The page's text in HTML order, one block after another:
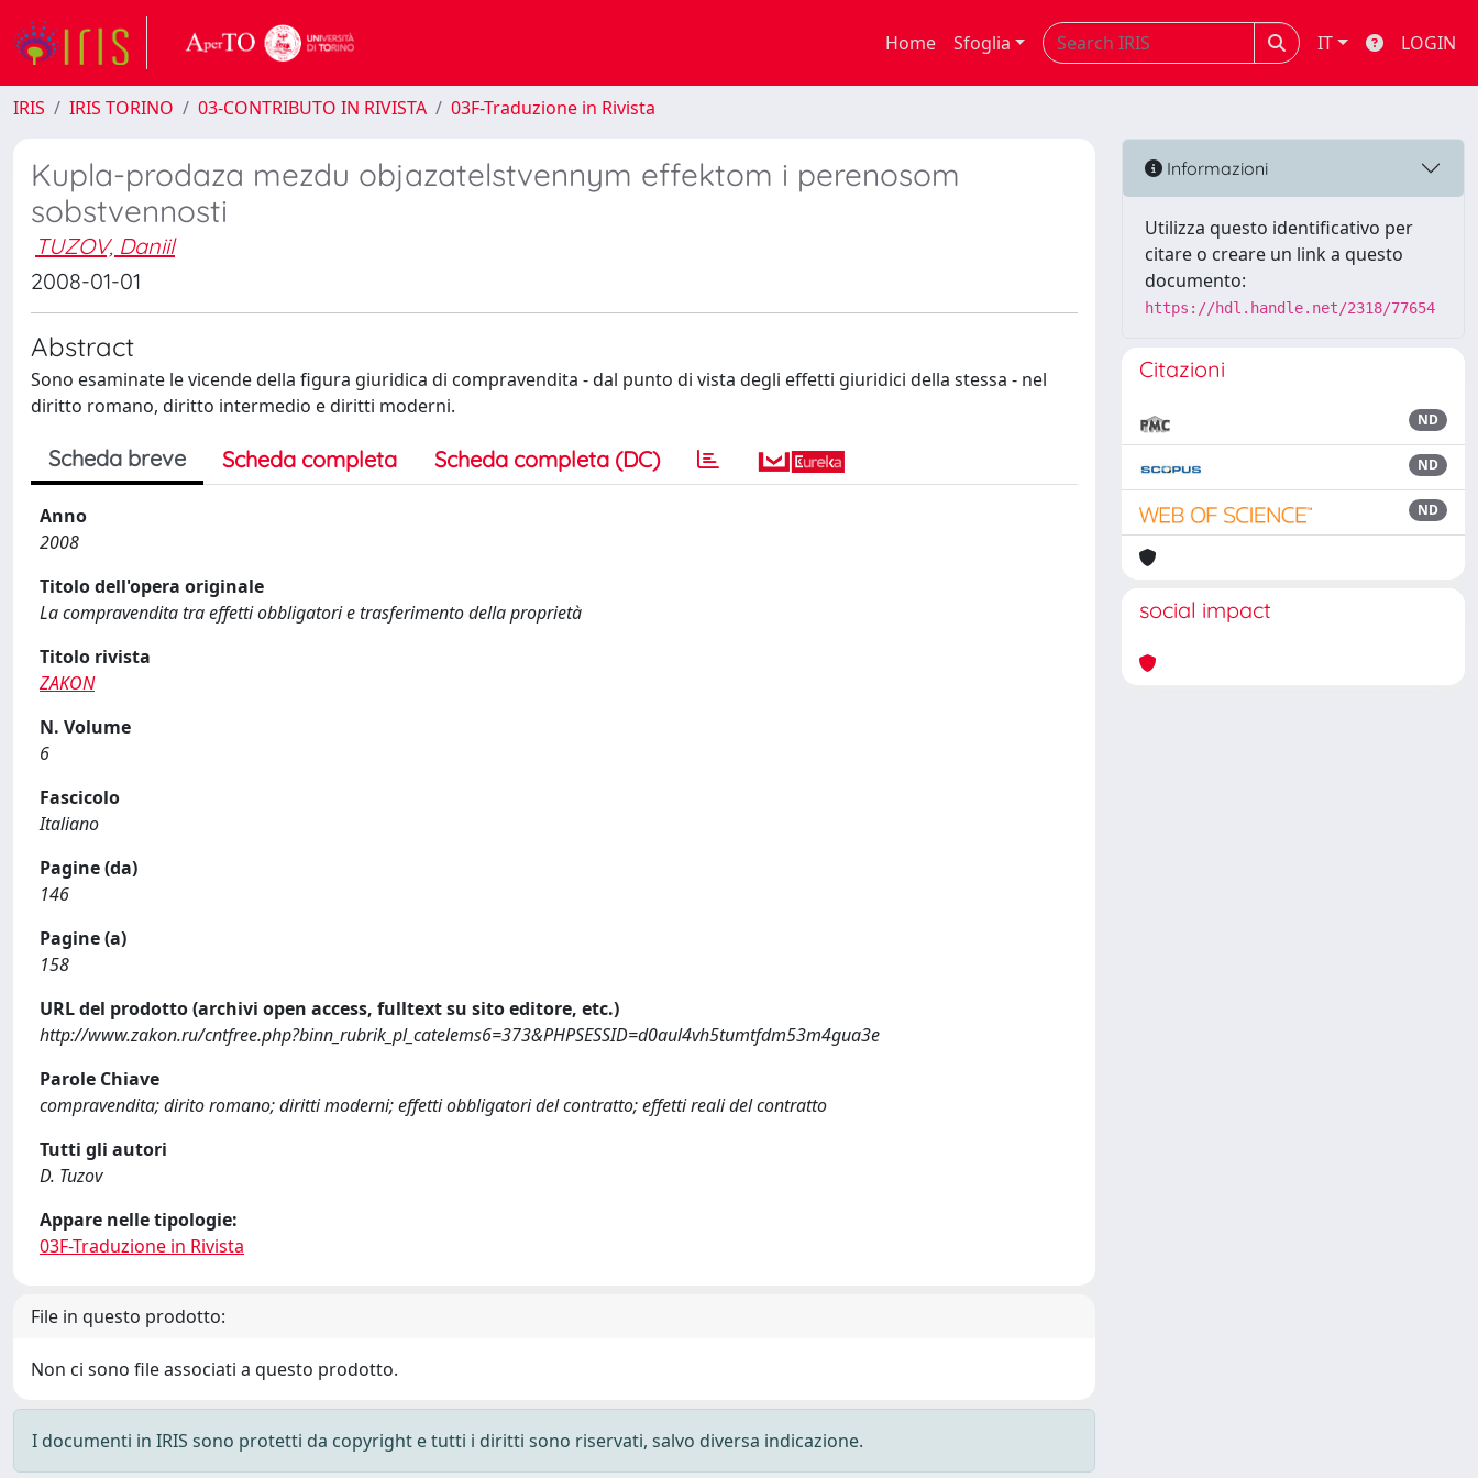
Home Sfoglia IT LOGIN
IRIS IRIS TORINO 03-CONTRIBUTO IN RIVISTA 03F-Traduzione in Rivista
Kupla-prodaza mezdu objazatelstvennym effektom i perenosom
sobstvennosti
TUZOV, Daniil
2008-01-01
Abstract
Sono esaminate le vicende della figura giuridica di compravendita - dal punto di vista degli effetti giuridici della stessa - nel
diritto romano, diritto intermedio e diritti moderni.
Scheda breve Scheda completa Scheda completa (DC)
Anno
2008
Titolo dell'opera originale
La compravendita tra effetti obbligatori e trasferimento della proprietà
Titolo rivista
ZAKON
N. Volume
6
Fascicolo
Italiano
Pagine (da)
146
Pagine (a)
158
URL del prodotto (archivi open access, fulltext su sito editore, etc.)
http://www.zakon.ru/cntfree.php?binn_rubrik_pl_catelems6=373&PHPSESSID=d0aul4vh5tumtfdm53m4gua3e
Parole Chiave
compravendita; dirito romano; diritti moderni; effetti obbligatori del contratto; effetti reali del contratto
Tutti gli autori
D. Tuzov
Appare nelle tipologie:
03F-Traduzione in Rivista
File in questo prodotto:
Non ci sono file associati a questo prodotto.
I documenti in IRIS sono protetti da copyright e tutti i diritti sono riservati, salvo diversa indicazione.
Informazioni
Utilizza questo identificativo per
citare o creare un link a questo
documento:
https://hdl.handle.net/2318/77654
Citazioni
ND
ND
ND
social impact